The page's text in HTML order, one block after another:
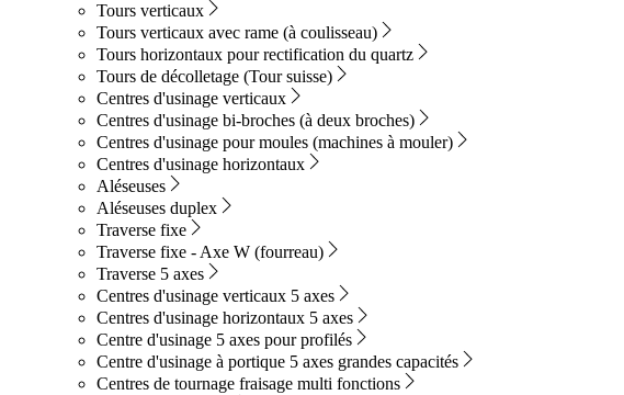
Tours verticaux
Tours verticaux avec rame (à coulisseau)
Tours horizontaux pour rectification du quartz
Tours de décolletage (Tour suisse)
Centres d'usinage verticaux
Centres d'usinage bi-broches (à deux broches)
Centres d'usinage pour moules (machines à mouler)
Centres d'usinage horizontaux
Aléseuses
Aléseuses duplex
Traverse fixe
Traverse fixe - Axe W (fourreau)
Traverse 5 axes
Centres d'usinage verticaux 5 axes
Centres d'usinage horizontaux 5 axes
Centre d'usinage 5 axes pour profilés
Centre d'usinage à portique 5 axes grandes capacités
Centres de tournage fraisage multi fonctions